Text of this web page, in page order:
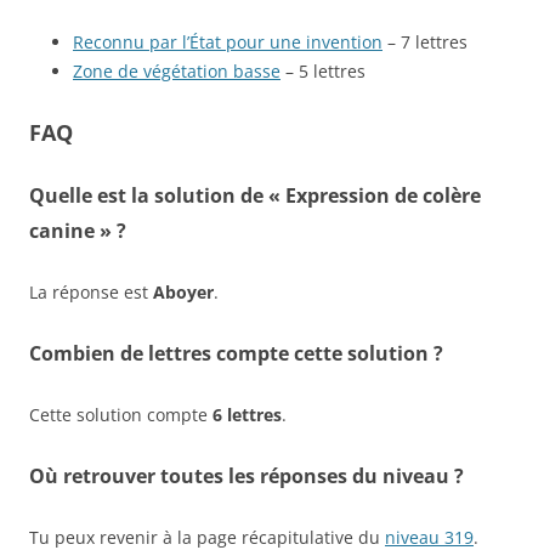
Reconnu par l’État pour une invention – 7 lettres
Zone de végétation basse – 5 lettres
FAQ
Quelle est la solution de « Expression de colère
canine » ?
La réponse est Aboyer.
Combien de lettres compte cette solution ?
Cette solution compte 6 lettres.
Où retrouver toutes les réponses du niveau ?
Tu peux revenir à la page récapitulative du niveau 319.